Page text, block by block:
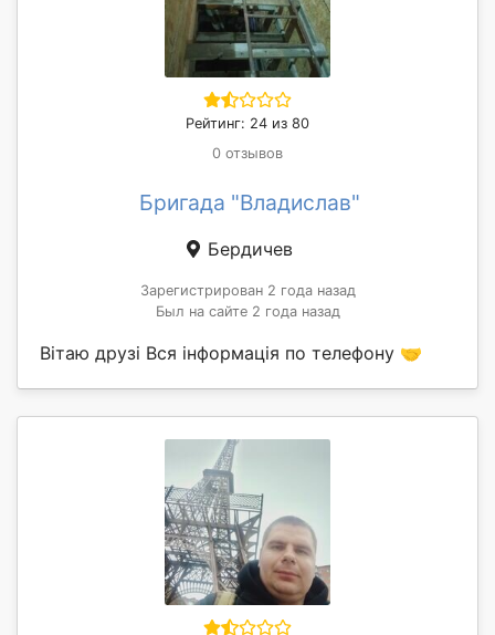
Рейтинг: 24 из 80
0 отзывов
Бригада "Владислав"
Бердичев
Зарегистрирован 2 года назад
Был на сайте 2 года назад
Вітаю друзі Вся інформація по телефону 🤝